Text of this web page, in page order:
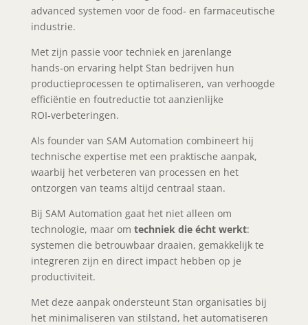
advanced systemen voor de food‑ en farmaceutische
industrie.
Met zijn passie voor techniek en jarenlange
hands‑on ervaring helpt Stan bedrijven hun
productieprocessen te optimaliseren, van verhoogde
efficiëntie en foutreductie tot aanzienlijke
ROI‑verbeteringen.
Als founder van SAM Automation combineert hij
technische expertise met een praktische aanpak,
waarbij het verbeteren van processen en het
ontzorgen van teams altijd centraal staan.
Bij SAM Automation gaat het niet alleen om
technologie, maar om techniek die écht werkt:
systemen die betrouwbaar draaien, gemakkelijk te
integreren zijn en direct impact hebben op je
productiviteit.
Met deze aanpak ondersteunt Stan organisaties bij
het minimaliseren van stilstand, het automatiseren